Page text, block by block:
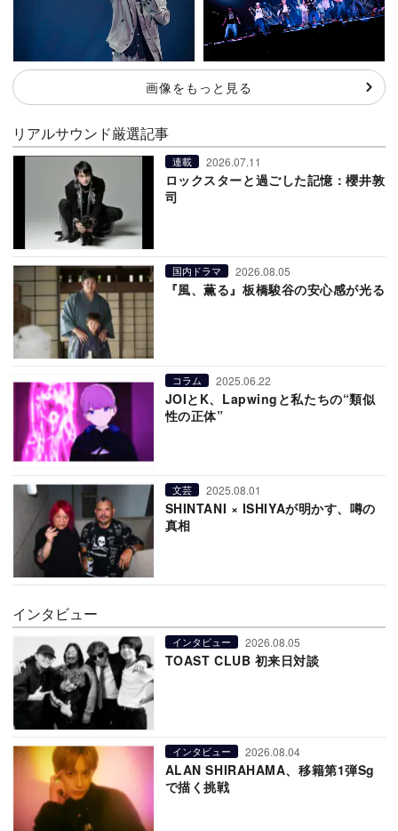
画像をもっと見る
リアルサウンド厳選記事
連載 2026.07.11
ロックスターと過ごした記憶：櫻井敦
司
国内ドラマ 2026.08.05
『風、薫る』板橋駿谷の安心感が光る
コラム 2025.06.22
JOIとK、Lapwingと私たちの“類似
性の正体”
文芸 2025.08.01
SHINTANI × ISHIYAが明かす、噂の
真相
インタビュー
インタビュー 2026.08.05
TOAST CLUB 初来日対談
インタビュー 2026.08.04
ALAN SHIRAHAMA、移籍第1弾Sg
で描く挑戦